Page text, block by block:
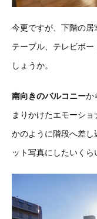
今更ですが、下階の
テーブル、テレビボ
しょうか。
南向きのバルコニーか
まりかけたエモーシ
かのように階段へ差
ット写真にしたいくら